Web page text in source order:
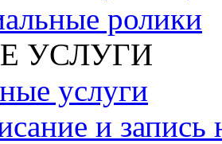
ролики
УСЛУГИ
услуги
и запись